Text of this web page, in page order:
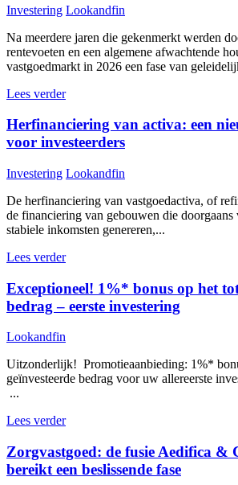
Investering Lookandfin
Na meerdere jaren die gekenmerkt werden
rentevoeten en een algemene afwachtende
vastgoedmarkt in 2026 een fase van
Lees verder
Herfinanciering van activa: een
voor investeerders
Investering Lookandfin
De herfinanciering van vastgoedactiva, of
de financiering van gebouwen die doorgaans
stabiele inkomsten genereren,...
Lees verder
Exceptioneel! 1%* bonus op het
bedrag – eerste investering
Lookandfin
Uitzonderlijk! Promotieaanbieding: 1%*
geïnvesteerde bedrag voor uw allereerste
...
Lees verder
Zorgvastgoed: de fusie Aedifica &
bereikt een beslissende fase